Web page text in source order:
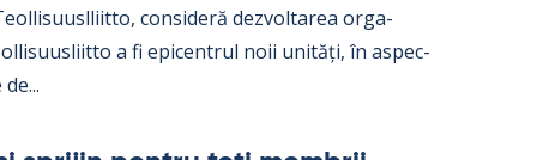
con­si­deră dez­vol­ta­rea or­ga­
a fi epicent­rul noii unități, în as­pec­